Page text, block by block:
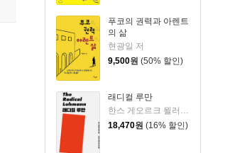
푸코의 권력과 아렌트
의 삶
현광일 저
9,500원 (50% 할인)
래디컬 루만
한스 게오르크 묄러 저/유승무,최우영,박수호 역
18,470원 (16% 할인)